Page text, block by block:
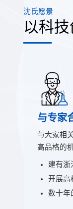
沈氏愿景
以科
与专家
与大家相
高品格的
建有浙
开展高
数十年